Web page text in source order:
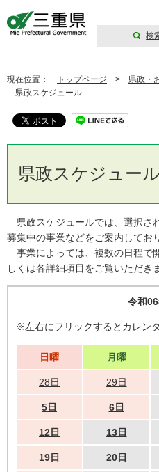
検
現在位置： トップページ > 県政・
県政スケジュール
県政スケジュール
県政スケジュールでは、選択さ
募集中の事業などをご案内してお
事業によっては、複数の日程で
しくは各詳細項目をご覧いただき
令和06
※左右にフリックするとカレン
日曜 月曜
28日 29日
5日 6日
12日 13日
19日 20日